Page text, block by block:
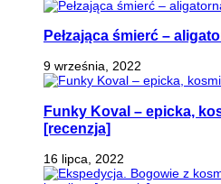
Pełzająca śmierć –
9 września, 2022
Funky Koval – epicka,
[recenzja]
16 lipca, 2022